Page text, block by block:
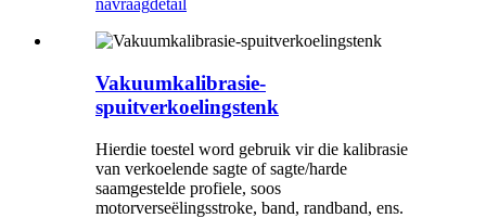
navraagdetail
Vakuumkalibrasie-
spuitverkoelingstenk
Hierdie toestel word gebruik vir die kalibrasie
van verkoelende sagte of sagte/harde
saamgestelde profiele, soos
motorverseëlingsstroke, band, randband, ens.